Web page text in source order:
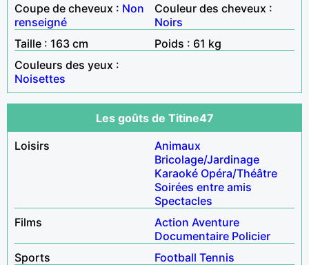
Coupe de cheveux : Non
renseigné
Couleur des cheveux :
Noirs
Taille : 163 cm
Poids : 61 kg
Couleurs des yeux :
Noisettes
Les goûts de Titine47
Loisirs
Animaux
Bricolage/Jardinage
Karaoké Opéra/Théâtre
Soirées entre amis
Spectacles
Films
Action Aventure
Documentaire Policier
Sports
Football Tennis